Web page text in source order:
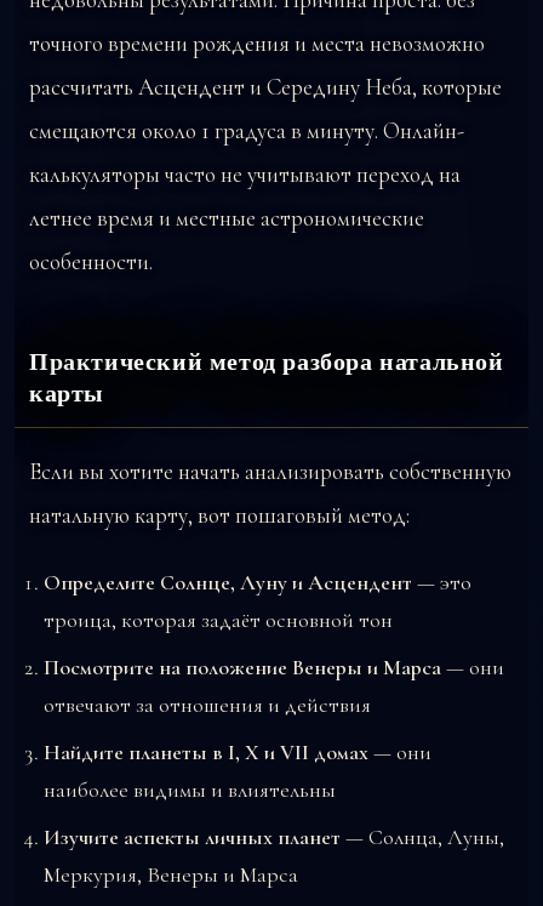
точного времени рождения и места невозможно
рассчитать Асцендент и Середину Неба, которые
смещаются около 1 градуса в минуту. Онлайн-
калькуляторы часто не учитывают переход на
летнее время и местные астрономические
особенности.
Практический метод разбора натальной
карты
Если вы хотите начать анализировать собственную
натальную карту, вот пошаговый метод:
Определите Солнце, Луну и Асцендент — это
троица, которая задаёт основной тон
Посмотрите на положение Венеры и Марса— они
отвечают за отношения и действия
Найдите планеты в I, X и VII домах— они
наиболее видимы и влиятельны
Изучите аспекты личных планет — Солнца, Луны,
Меркурия, Венеры и Марса